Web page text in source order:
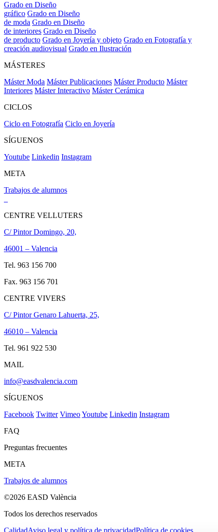
Grado en Diseño
gráfico Grado en Diseño
de moda Grado en Diseño
de interiores Grado en Diseño
de producto Grado en Joyería y objeto Grado en Fotografía y
creación audiovisual Grado en Ilustración
MÁSTERES
Máster Moda Máster Publicaciones Máster Producto Máster
Interiores Máster Interactivo Máster Cerámica
CICLOS
Ciclo en Fotografía Ciclo en Joyería
SÍGUENOS
Youtube Linkedin Instagram
META
Trabajos de alumnos
CENTRE VELLUTERS
C/ Pintor Domingo, 20,
46001 – Valencia
Tel. 963 156 700
Fax. 963 156 701
CENTRE VIVERS
C/ Pintor Genaro Lahuerta, 25,
46010 – Valencia
Tel. 961 922 530
MAIL
info@easdvalencia.com
SÍGUENOS
Facebook Twitter VimeoYoutube Linkedin Instagram
FAQ
Preguntas frecuentes
META
Trabajos de alumnos
©2026 EASD València
Todos los derechos reservados
CalidadAviso legal y política de privacidadPolítica de cookies